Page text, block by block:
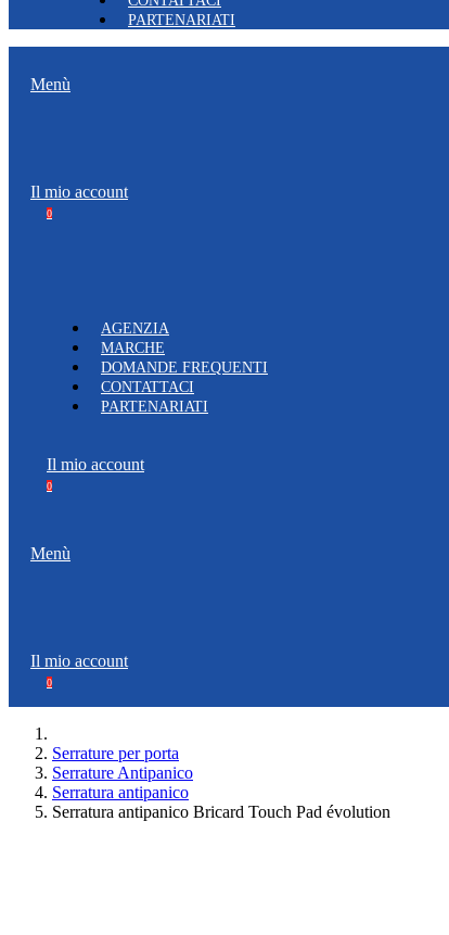
PARTENARIATI
Menù
Il mio account
0
AGENZIA
MARCHE
DOMANDE FREQUENTI
CONTATTACI
PARTENARIATI
Il mio account
0
Menù
Il mio account
0
Serrature per porta
Serrature Antipanico
Serratura antipanico
Serratura antipanico Bricard Touch Pad évolution